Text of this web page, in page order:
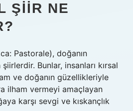
ŞIIR NE
Pastorale), doğanın
Bunlar, insanları kırsal
ve doğanın güzellikleriyle
ilham vermeyi amaçlayan
karşı sevgi ve kıskançlık